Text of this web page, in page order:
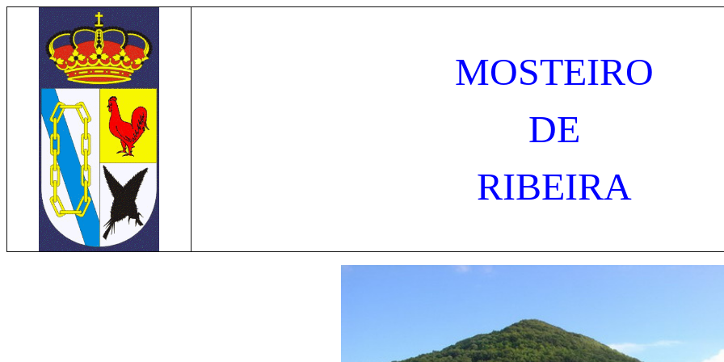
MOSTEIRO
DE
RIBEIRA